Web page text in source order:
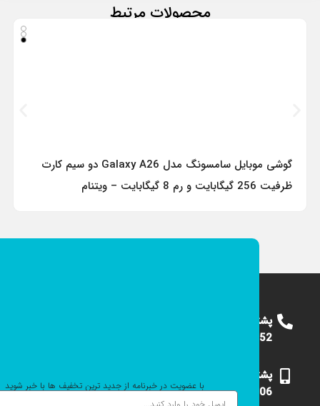
محصولات مرتبط
گوشی موبایل سامسونگ مدل Galaxy A26 دو سیم کارت
ظرفیت 256 گیگابایت و رم 8 گیگابایت – ویتنام
پشتیبانی
09124375652
پشتیبانی
09101531006با عضویت در خبرنامه از جدید ترین تخفیف ها با خبر شوید